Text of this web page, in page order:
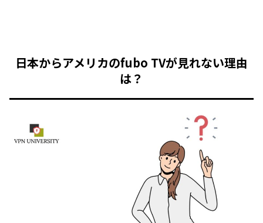
日本からアメリカのfubo TVが見れない理由
は？